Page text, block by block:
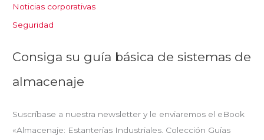
Noticias corporativas
Seguridad
Consiga su guía básica de sistemas de
almacenaje
Suscríbase a nuestra newsletter y le enviaremos el eBook
«Almacenaje: Estanterías Industriales. Colección Guías